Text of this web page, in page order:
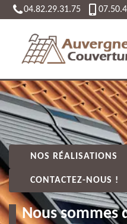
04.82.29.31.75
NOS RÉALISATIONS
CONTACTEZ-NOUS !
Nous sommes